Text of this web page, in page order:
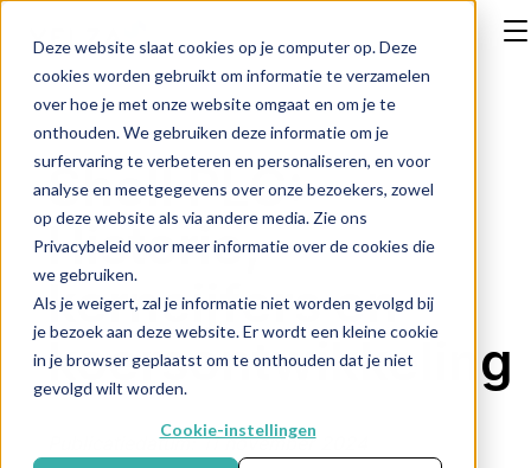
Deze website slaat cookies op je computer op. Deze
cookies worden gebruikt om informatie te verzamelen
over hoe je met onze website omgaat en om je te
onthouden. We gebruiken deze informatie om je
surfervaring te verbeteren en personaliseren, en voor
analyse en meetgegevens over onze bezoekers, zowel
op deze website als via andere media. Zie ons
Privacybeleid voor meer informatie over de cookies die
we gebruiken.
Als je weigert, zal je informatie niet worden gevolgd bij
je bezoek aan deze website. Er wordt een kleine cookie
in je browser geplaatst om te onthouden dat je niet
gevolgd wilt worden.
Cookie-instellingen
Shell PLC:
Historie,
kerncijfers en
koersontwikkeling
Publicatiedatum: 11 november 2024